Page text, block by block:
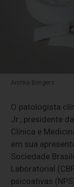
Aninka Bongers
O patologista
Jr., presidente
Clínica e
em sua
Sociedade
Laboratorial
psicoativas